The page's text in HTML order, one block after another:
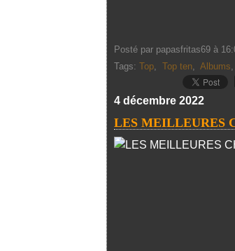
Posté par papasfritas69 à
Tags: Top, Top ten, Albums,
4 décembre 2022
LES MEILLEURES